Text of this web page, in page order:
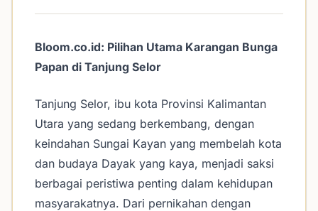
Bloom.co.id: Pilihan Utama Karangan Bunga
Papan di Tanjung Selor
Tanjung Selor, ibu kota Provinsi Kalimantan
Utara yang sedang berkembang, dengan
keindahan Sungai Kayan yang membelah kota
dan budaya Dayak yang kaya, menjadi saksi
berbagai peristiwa penting dalam kehidupan
masyarakatnya. Dari pernikahan dengan